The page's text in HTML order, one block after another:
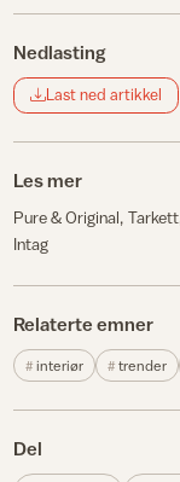
Nedlasting
Last ned artikkel
Les mer
Pure & Original Tarkett
Intag
Relaterte emner
interiør trender
Del